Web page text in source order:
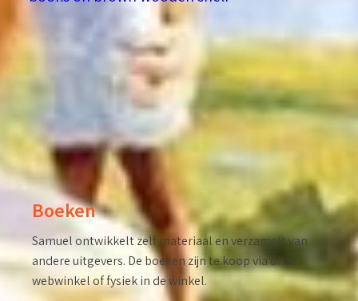
Boeken
Samuel ontwikkelt zelf materiaal en verzamelt van
andere uitgevers. De boeken zijn te koop via onze
webwinkel of fysiek in de winkel.